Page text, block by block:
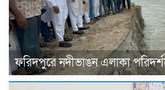
ফরিদপুরে নদীভাঙন এলাকা